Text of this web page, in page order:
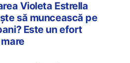
Violeta Estrella
să muncească pe
Este un efort